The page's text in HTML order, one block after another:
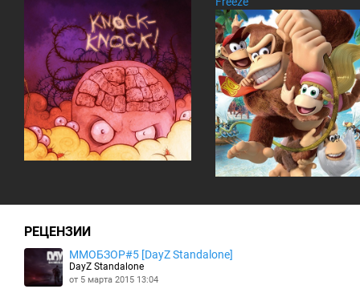
РЕЦЕНЗИИ
MMOБЗОР#5 [DayZ Standalone]
DayZ Standalone
от 5 марта 2015 13:04